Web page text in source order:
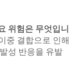
위험은 무엇입니
중 결합으로 인해
성 반응을 유발